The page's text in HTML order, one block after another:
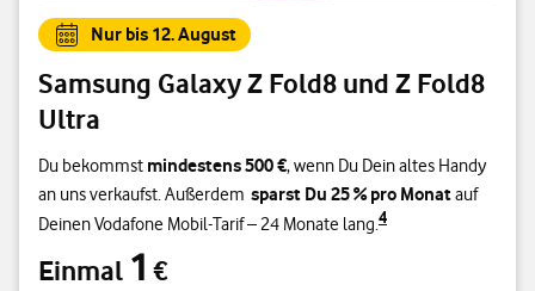
Nur bis 12. August
Samsung Galaxy Z Fold8 und Z Fold8
Ultra
Du bekommst mindestens 500 €, wenn Du Dein altes Handy
an uns verkaufst. Außerdem sparst Du 25 % pro Monatauf
Deinen Vodafone Mobil-Tarif – 24 Monate lang.4
Einmal 1 €
Einmal 1 €